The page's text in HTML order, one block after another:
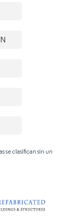
se clasifican sin un